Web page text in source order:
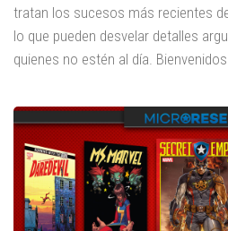
tratan los sucesos más recientes
lo que pueden desvelar detalles
quienes no estén al día.